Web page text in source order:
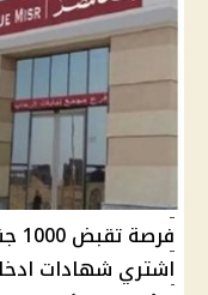
اشتري شهادات